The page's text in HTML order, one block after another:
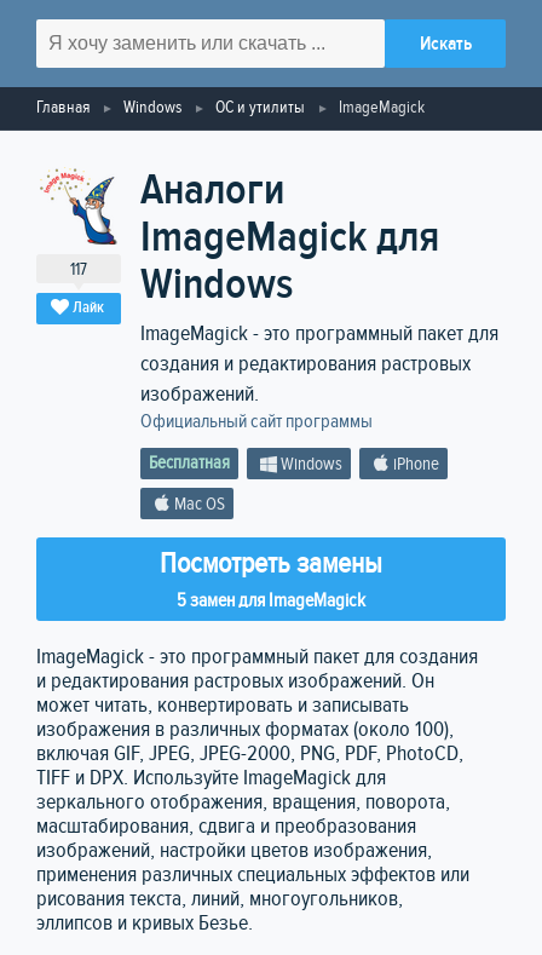
Главная Windows ОС и утилиты ImageMagick
117
Лайк
Аналоги
ImageMagick для
Windows
ImageMagick - это программный пакет для
создания и редактирования растровых
изображений.
Официальный сайт программы
Бесплатная Windows
iPhone
Mac OS
Посмотреть замены
5 замен для ImageMagick
ImageMagick - это программный пакет для создания
и редактирования растровых изображений. Он
может читать, конвертировать и записывать
изображения в различных форматах (около 100),
включая GIF, JPEG, JPEG-2000, PNG, PDF, PhotoCD,
TIFF и DPX. Используйте ImageMagick для
зеркального отображения, вращения, поворота,
масштабирования, сдвига и преобразования
изображений, настройки цветов изображения,
применения различных специальных эффектов или
рисования текста, линий, многоугольников,
эллипсов и кривых Безье.